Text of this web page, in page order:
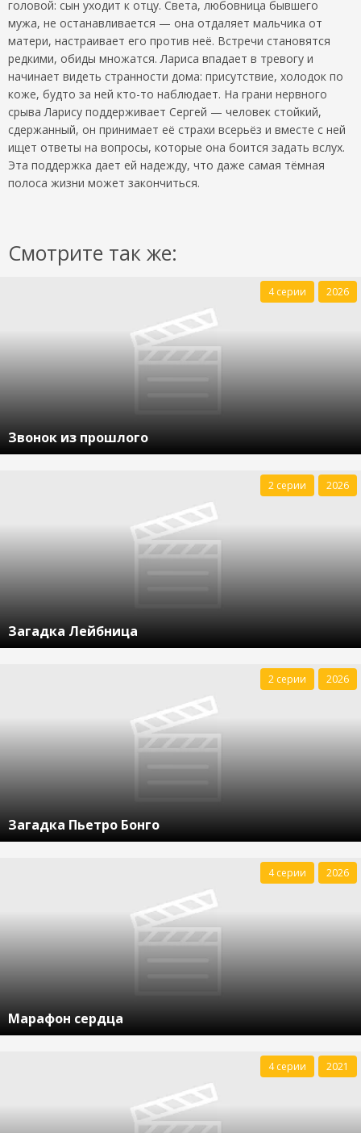
головой: сын уходит к отцу. Света, любовница бывшего
мужа, не останавливается — она отдаляет мальчика от
матери, настраивает его против неё. Встречи становятся
редкими, обиды множатся. Лариса впадает в тревогу и
начинает видеть странности дома: присутствие, холодок по
коже, будто за ней кто-то наблюдает. На грани нервного
срыва Ларису поддерживает Сергей — человек стойкий,
сдержанный, он принимает её страхи всерьёз и вместе с ней
ищет ответы на вопросы, которые она боится задать вслух.
Эта поддержка дает ей надежду, что даже самая тёмная
полоса жизни может закончиться.
Смотрите так же:
Звонок из прошлого
4 серии 2026
Загадка Лейбница
2 серии 2026
Загадка Пьетро Бонго
2 серии 2026
Марафон сердца
4 серии 2026
4 серии 2021